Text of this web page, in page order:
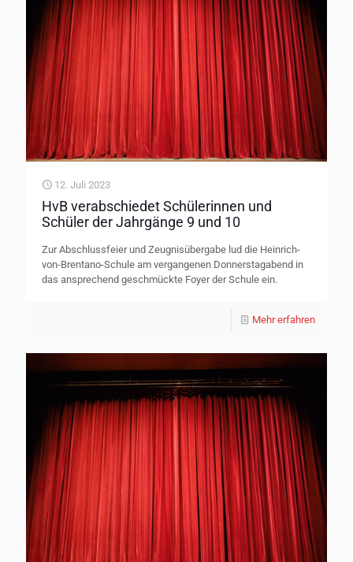
12. Juli 2023
HvB verabschiedet Schülerinnen und
Schüler der Jahrgänge 9 und 10
Zur Abschlussfeier und Zeugnisübergabe lud die Heinrich-
von-Brentano-Schule am vergangenen Donnerstagabend in
das ansprechend geschmückte Foyer der Schule ein.
Mehr erfahren